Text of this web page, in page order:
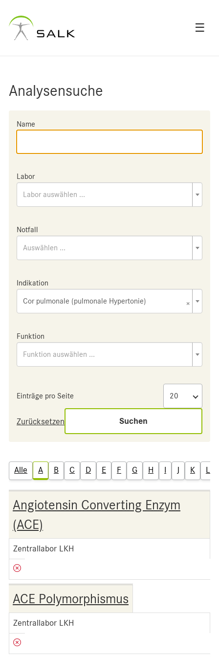
☰
Analysensuche
Name
Labor
Labor auswählen ...
Notfall
Auswählen ...
Indikation
×
Cor pulmonale (pulmonale Hypertonie)
Funktion
Funktion auswählen ...
Einträge pro Seite
Zurücksetzen Suchen
Alle A B C D E F G H I J K L
Angiotensin Converting Enzym
(ACE)
Zentrallabor LKH
ACE Polymorphismus
Zentrallabor LKH